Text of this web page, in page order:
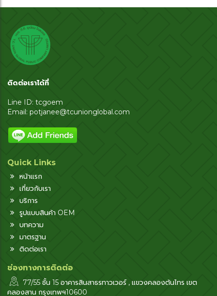
ติดต่อเราได้ที่
Line ID: tcgoem
Email: potjanee@tcunionglobal.com
Quick Links
หน้าแรก
เกี่ยวกับเรา
บริการ
รูปแบบสินค้า OEM
บทความ
มาตรฐาน
ติดต่อเรา
ช่องทางการติดต่อ
77/55 ชั้น 15 อาคารสินสาธรทาวเวอร์ , แขวงคลองต้นไทร เขต
คลองสาน กรุงเทพฯ10600